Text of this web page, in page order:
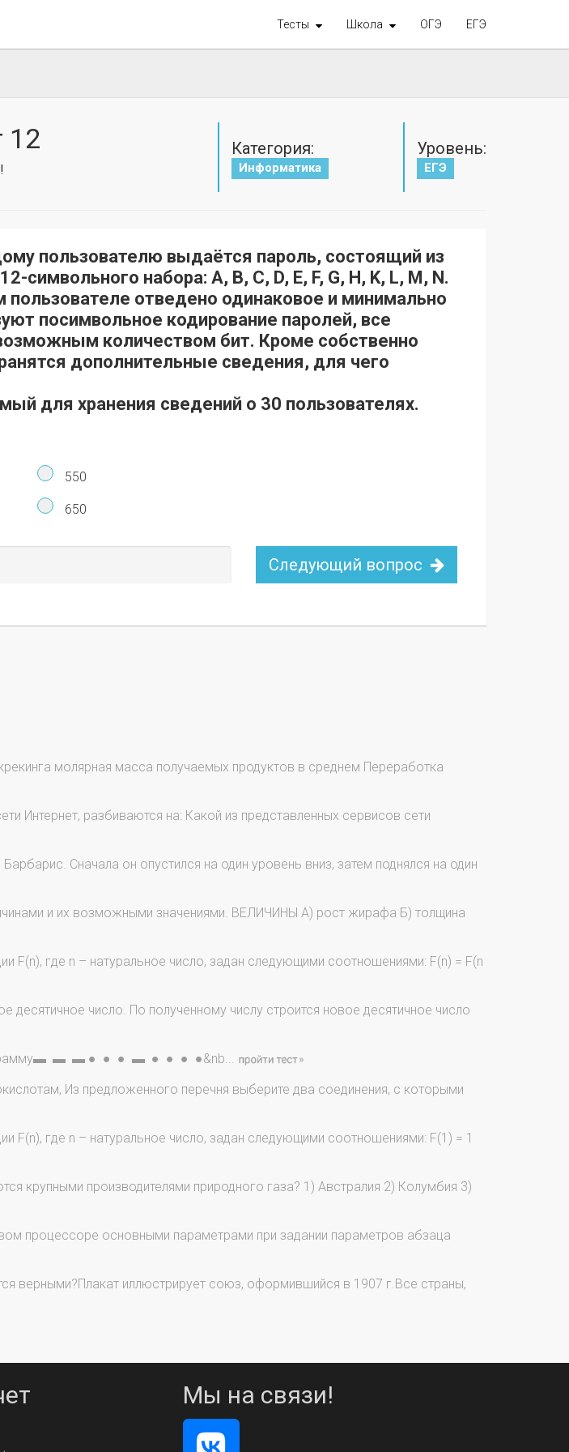
Тесты Школа ОГЭ ЕГЭ
12 Категория:
Информатика
Уровень:
ЕГЭ
пользователю выдаётся пароль, состоящий из
набора: A, B, C, D, E, F, G, H, K, L, М, N.
отведено одинаковое и минимально
посимвольное кодирование паролей, все
количеством бит. Кроме собственно
дополнительные сведения, для чего
для хранения сведений о 30 пользователях.
550
650
Следующий вопрос
молярная масса получаемых продуктов в среднем Переработка
Интернет, разбиваются на: Какой из представленных сервисов сети
Сначала он опустился на один уровень вниз, затем поднялся на один
и их возможными значениями. ВЕЛИЧИНЫ А) рост жирафа Б) толщина
F(n), где n – натуральное число, задан следующими соотношениями: F(n) = F(n
десятичное число. По полученному числу строится новое десятичное число
▬ ▬ ● ● ● ▬ ● ● ● ●&nb...
Из предложенного перечня выберите два соединения, с которыми
F(n), где n – натуральное число, задан следующими соотношениями: F(1) = 1
крупными производителями природного газа? 1) Австралия 2) Колумбия 3)
процессоре основными параметрами при задании параметров абзаца
верными?Плакат иллюстрирует союз, оформившийся в 1907 г.Все страны,
Мы на связи!